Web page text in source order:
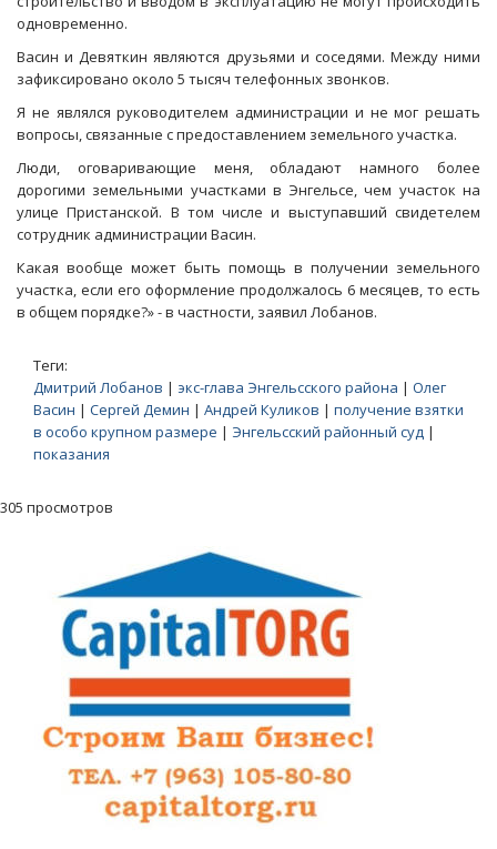
одновременно.
Васин и Девяткин являются друзьями и соседями. Между ними
зафиксировано около 5 тысяч телефонных звонков.
Я не являлся руководителем администрации и не мог решать
вопросы, связанные с предоставлением земельного участка.
Люди, оговаривающие меня, обладают намного более
дорогими земельными участками в Энгельсе, чем участок на
улице Пристанской. В том числе и выступавший свидетелем
сотрудник администрации Васин.
Какая вообще может быть помощь в получении земельного
участка, если его оформление продолжалось 6 месяцев, то есть
в общем порядке?» - в частности, заявил Лобанов.
Теги:
Дмитрий Лобанов | экс-глава Энгельсского района | Олег
Васин | Сергей Демин | Андрей Куликов | получение взятки
в особо крупном размере | Энгельсский районный суд |
показания
305 просмотров